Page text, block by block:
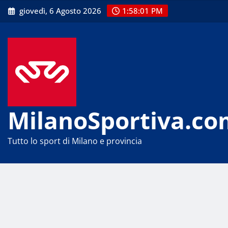
Skip
to
giovedì, 6 Agosto 2026 1:58:02 PM
Tutto lo sport di Milano e provincia